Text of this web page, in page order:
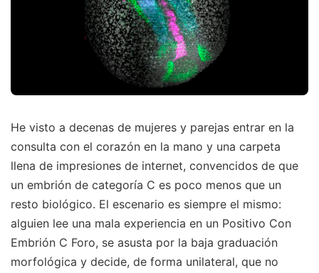
He visto a decenas de mujeres y parejas entrar en la
consulta con el corazón en la mano y una carpeta
llena de impresiones de internet, convencidos de que
un embrión de categoría C es poco menos que un
resto biológico. El escenario es siempre el mismo:
alguien lee una mala experiencia en un Positivo Con
Embrión C Foro, se asusta por la baja graduación
morfológica y decide, de forma unilateral, que no